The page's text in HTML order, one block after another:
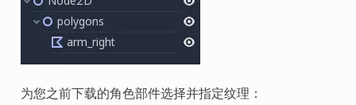
为您之前下载的角色部件选择并指定纹理：